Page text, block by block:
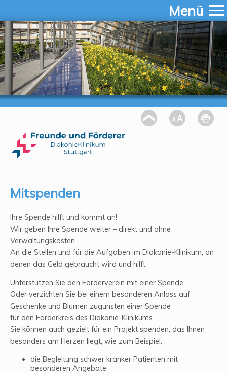
Menü
Mitspenden
Ihre Spende hilft und kommt an!
Wir geben Ihre Spende weiter – direkt und ohne
Verwaltungskosten.
An die Stellen und für die Aufgaben im Diakonie-Klinikum, an
denen das Geld gebraucht wird und hilft.
Unterstützen Sie den Förderverein mit einer Spende.
Oder verzichten Sie bei einem besonderen Anlass auf
Geschenke und Blumen zugunsten einer Spende
für den Förderkreis des Diakonie-Klinikums.
Sie können auch gezielt für ein Projekt spenden, das Ihnen
besonders am Herzen liegt, wie zum Beispiel:
die Begleitung schwer kranker Patienten mit
besonderen Angebote